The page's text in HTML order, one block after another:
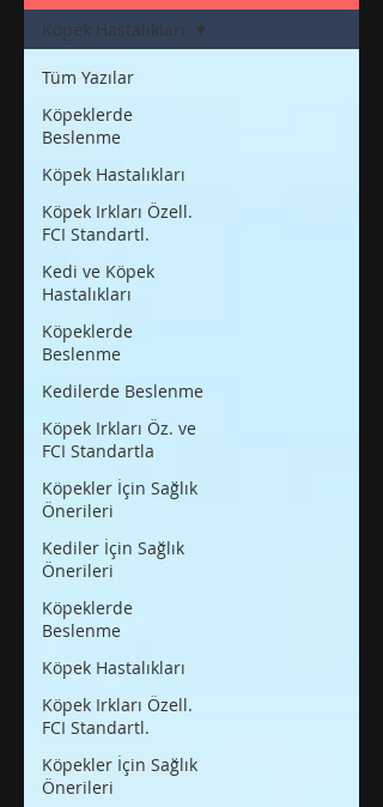
Tüm Yazılar
Köpeklerde
Beslenme
Köpek Hastalıkları
Köpek Irkları Özell.
FCI Standartl.
Kedi ve Köpek
Hastalıkları
Köpeklerde
Beslenme
Kedilerde Beslenme
Köpek Irkları Öz. ve
FCI Standartla
Köpekler İçin Sağlık
Önerileri
Kediler İçin Sağlık
Önerileri
Köpeklerde
Beslenme
Köpek Hastalıkları
Köpek Irkları Özell.
FCI Standartl.
Köpekler İçin Sağlık
Önerileri
Köpek Hastalıkları